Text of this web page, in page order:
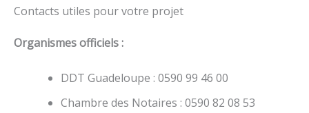
Contacts utiles pour votre projet
Organismes officiels :
DDT Guadeloupe : 0590 99 46 00
Chambre des Notaires : 0590 82 08 53